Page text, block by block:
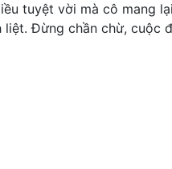
tuyệt vời mà cô mang
Đừng chần chừ, cuộc